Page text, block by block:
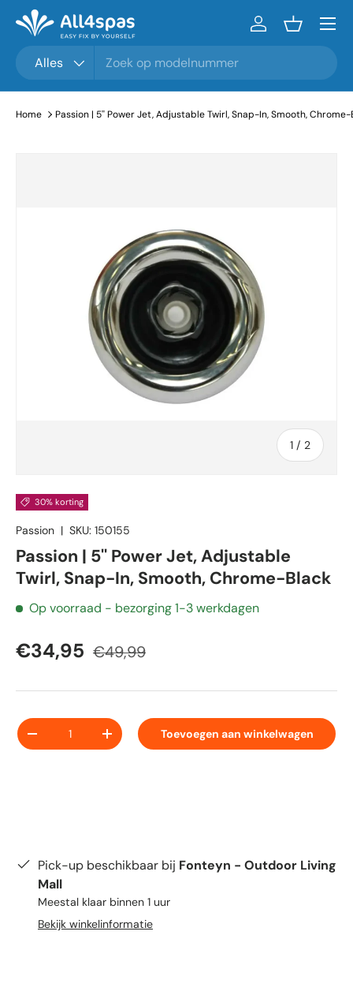
Ga naar inhoud
Alles
InloggenMandje
Menu
Home Passion | 5'' Power Jet, Adjustable Twirl, Snap-In, Smooth, Chrome-
1 / van
2
30% korting
Passion | SKU: 150155
Passion | 5'' Power Jet, Adjustable
Twirl, Snap-In, Smooth, Chrome-Black
Op voorraad - bezorging 1-3 werkdagen
€34,95 €49,99
Aantal
-
+ Toevoegen aan winkelwagen
Pick-up beschikbaar bij Fonteyn - Outdoor Living
Mall
Meestal klaar binnen 1 uur
Bekijk winkelinformatie